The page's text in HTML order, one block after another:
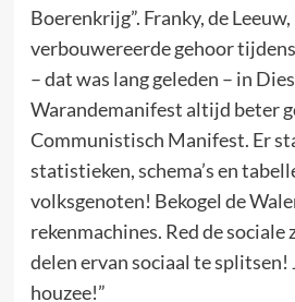
Boerenkrijg”. Franky, de
verbouwereerde gehoor
– dat was lang geleden – in
Warandemanifest altijd beter
Communistisch Manifest. Er
statistieken, schema’s en
volksgenoten! Bekogel de
rekenmachines. Red de sociale
delen ervan sociaal te splitsen!
houzee!”